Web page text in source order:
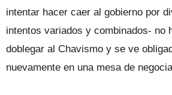
intentar hacer caer al gobierno por
intentos variados y combinados- no
doblegar al Chavismo y se ve
nuevamente en una mesa de